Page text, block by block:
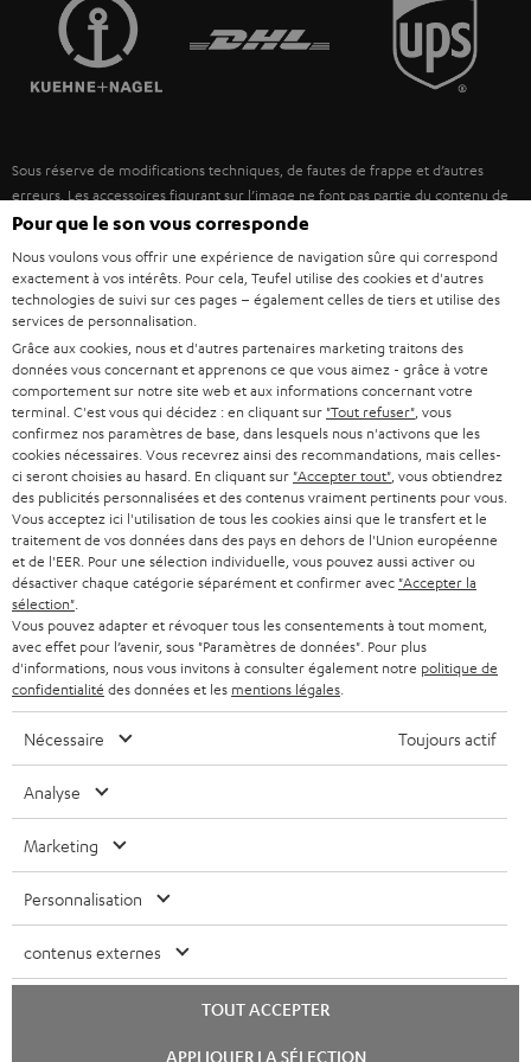
ENCEINTES
ULTIMA
FANSHOP
NOUVEAUTÉS
L’HISTOIRE DE TEUFEL
MANAGEMENT
VALEURS
ACCESSIBILITÉ
FRANCE
POLOGNE
ITALIE
USA
AUTRES PAYS
Sous réserve de modifications techniques, de fautes de frappe et d’autres
erreurs. Les accessoires figurant sur l’image ne font pas partie du contenu de
livraison. D’éventuels frais d’élimination des batteries sont inclus dans le prix.
©2026 Lautsprecher Teufel GmbH - Tous droits réservés.
Mentions légales CGV
Politique de confidentialité
Paramètres de confidentialité
EU Data Act renoncer au contrat ici
Pour que le son vous corresponde
Nous voulons vous offrir une expérience de navigation sûre qui correspond
exactement à vos intérêts. Pour cela, Teufel utilise des cookies et d'autres
technologies de suivi sur ces pages – également celles de tiers et utilise des
services de personnalisation.
Grâce aux cookies, nous et d'autres partenaires marketing traitons des
données vous concernant et apprenons ce que vous aimez - grâce à votre
comportement sur notre site web et aux informations concernant votre
terminal. C'est vous qui décidez : en cliquant sur "Tout refuser" , vous
confirmez nos paramètres de base, dans lesquels nous n'activons que les
cookies nécessaires. Vous recevrez ainsi des recommandations, mais celles-
ci seront choisies au hasard. En cliquant sur "Accepter tout" , vous obtiendrez
des publicités personnalisées et des contenus vraiment pertinents pour vous.
Vous acceptez ici l'utilisation de tous les cookies ainsi que le transfert et le
traitement de vos données dans des pays en dehors de l'Union européenne
et de l'EER. Pour une sélection individuelle, vous pouvez aussi activer ou
désactiver chaque catégorie séparément et confirmer avec "Accepter la
sélection"
Vous pouvez adapter et révoquer tous les consentements à tout moment,
avec effet pour l’avenir, sous "Paramètres de données". Pour plus
d'informations, nous vous invitons à consulter également notre politique de
confidentialité des données et les mentions légales
Nécessaire Toujours actif
Analyse
Marketing
Personnalisation
contenus externes
TOUT ACCEPTER
APPLIQUER LA SÉLECTION